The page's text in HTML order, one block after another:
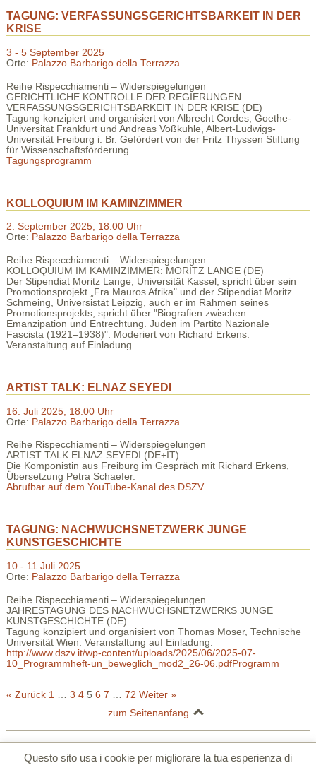
TAGUNG: VERFASSUNGSGERICHTSBARKEIT IN DER
KRISE
3 - 5 September 2025
Orte: Palazzo Barbarigo della Terrazza
Reihe Rispecchiamenti – Widerspiegelungen
GERICHTLICHE KONTROLLE DER REGIERUNGEN.
VERFASSUNGSGERICHTSBARKEIT IN DER KRISE (DE)
Tagung konzipiert und organisiert von Albrecht Cordes, Goethe-
Universität Frankfurt und Andreas Voßkuhle, Albert-Ludwigs-
Universität Freiburg i. Br. Gefördert von der Fritz Thyssen Stiftung
für Wissenschaftsförderung.
Tagungsprogramm
KOLLOQUIUM IM KAMINZIMMER
2. September 2025, 18:00 Uhr
Orte: Palazzo Barbarigo della Terrazza
Reihe Rispecchiamenti – Widerspiegelungen
KOLLOQUIUM IM KAMINZIMMER: MORITZ LANGE (DE)
Der Stipendiat Moritz Lange, Universität Kassel, spricht über sein
Promotionsprojekt „Fra Mauros Afrika" und der Stipendiat Moritz
Schmeing, Universistät Leipzig, auch er im Rahmen seines
Promotionsprojekts, spricht über "Biografien zwischen
Emanzipation und Entrechtung. Juden im Partito Nazionale
Fascista (1921–1938)". Moderiert von Richard Erkens.
Veranstaltung auf Einladung.
ARTIST TALK: ELNAZ SEYEDI
16. Juli 2025, 18:00 Uhr
Orte: Palazzo Barbarigo della Terrazza
Reihe Rispecchiamenti – Widerspiegelungen
ARTIST TALK ELNAZ SEYEDI (DE+IT)
Die Komponistin aus Freiburg im Gespräch mit Richard Erkens,
Übersetzung Petra Schaefer.
Abrufbar auf dem YouTube-Kanal des DSZV
TAGUNG: NACHWUCHSNETZWERK JUNGE
KUNSTGESCHICHTE
10 - 11 Juli 2025
Orte: Palazzo Barbarigo della Terrazza
Reihe Rispecchiamenti – Widerspiegelungen
JAHRESTAGUNG DES NACHWUCHSNETZWERKS JUNGE
KUNSTGESCHICHTE (DE)
Tagung konzipiert und organisiert von Thomas Moser, Technische
Universität Wien. Veranstaltung auf Einladung.
http://www.dszv.it/wp-content/uploads/2025/06/2025-07-
10_Programmheft-un_beweglich_mod2_26-06.pdfProgramm
« Zurück 1 3 4 5 6 7 72 Weiter »
zum Seitenanfang
S.Polo 2765/a Calle Corner 30125 Venezia
Questo sito usa i cookie per migliorare la tua esperienza di